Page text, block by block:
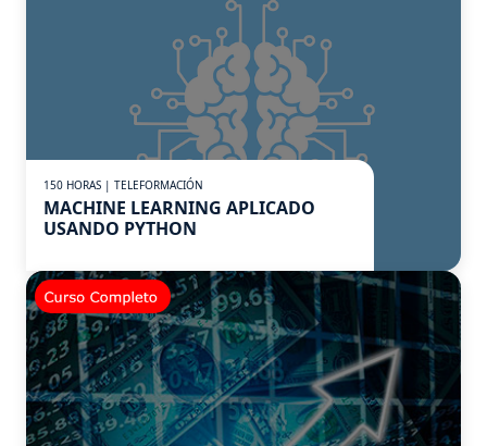
150 HORAS | TELEFORMACIÓN
MACHINE LEARNING APLICADO
USANDO PYTHON